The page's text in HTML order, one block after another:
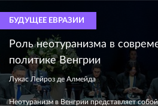
БУДУЩЕЕ ЕВРАЗИИ
Роль неотуранизма в
политике Венгрии
Лукас Лейроз де Алмейда
Неотуранизм в Венгрии представляет